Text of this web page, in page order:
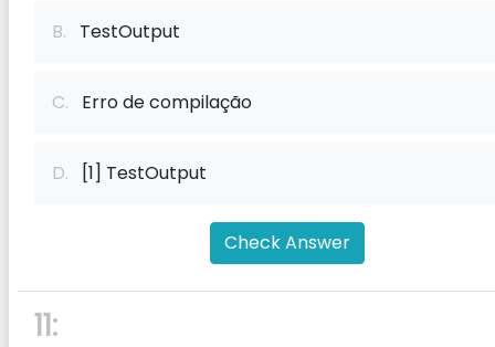
B. TestOutput
C. Erro de compilação
D. [1] TestOutput
Check Answer
11: